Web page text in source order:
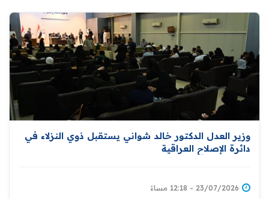
وزير العدل الدكتور خالد شواني يستقبل ذوي النزلاء في
دائرة الإصلاح العراقية
23/07/2026 - 12:18 مساءً